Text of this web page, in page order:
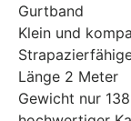
Gurtband
Klein und
Länge 2 Meter
Gewicht nur